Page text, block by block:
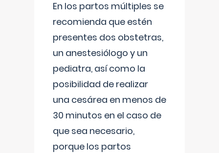
En los partos múltiples se
recomienda que estén
presentes dos obstetras,
un anestesiólogo y un
pediatra, así como la
posibilidad de realizar
una cesárea en menos de
30 minutos en el caso de
que sea necesario,
porque los partos